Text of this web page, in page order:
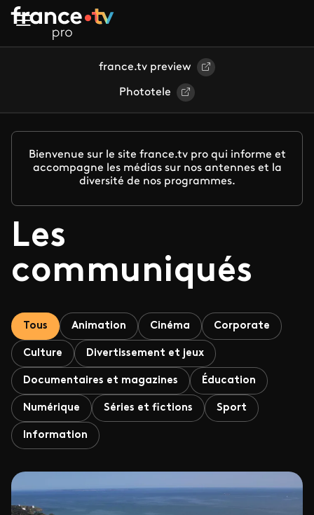
Aller au contenu principal
france.tv preview
Phototele
Bienvenue sur le site france.tv pro qui informe et
accompagne les médias sur nos antennes et la
diversité de nos programmes.
Les
communiqués
Tous Animation Cinéma Corporate
Culture Divertissement et jeux
Documentaires et magazines Éducation
Numérique Séries et fictions Sport
Information